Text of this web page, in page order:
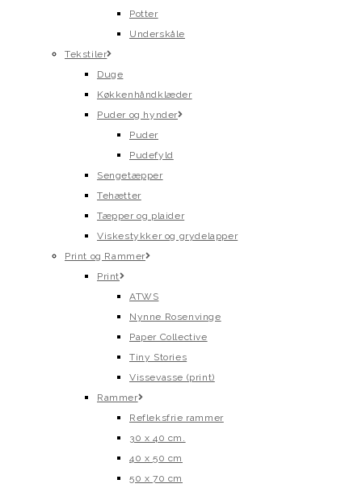
Potter
Underskåle
Tekstiler
Duge
Køkkenhåndklæder
Puder og hynder
Puder
Pudefyld
Sengetæpper
Tehætter
Tæpper og plaider
Viskestykker og grydelapper
Print og Rammer
Print
ATWS
Nynne Rosenvinge
Paper Collective
Tiny Stories
Vissevasse (print)
Rammer
Refleksfrie rammer
30 x 40 cm.
40 x 50 cm
50 x 70 cm